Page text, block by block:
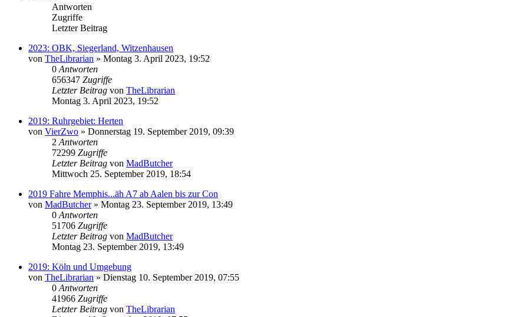
Antworten
Zugriffe
Letzter Beitrag
2023: OBK, Siegerland, Witzenhausen
von TheLibrarian » Montag 3. April 2023, 19:52
0 Antworten
656347 Zugriffe
Letzter Beitrag von TheLibrarian
Montag 3. April 2023, 19:52
2019: Ruhrgebiet: Herten
von VierZwo » Donnerstag 19. September 2019, 09:39
2 Antworten
72299 Zugriffe
Letzter Beitrag von MadButcher
Mittwoch 25. September 2019, 18:54
2019 Fahre Memphis...äh A7 ab Aalen bis zur Con
von MadButcher» Montag 23. September 2019, 13:49
0 Antworten
51706 Zugriffe
Letzter Beitrag von MadButcher
Montag 23. September 2019, 13:49
2019: Köln und Umgebung
von TheLibrarian » Dienstag 10. September 2019, 07:55
0 Antworten
41966 Zugriffe
Letzter Beitrag von TheLibrarian